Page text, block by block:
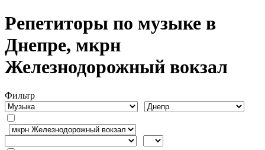
Репетиторы по музыке в
Днепре, мкрн
Железнодорожный вокзал
Фильтр